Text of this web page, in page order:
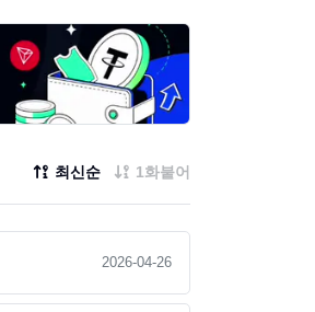
최신순 1화붙어
2026-04-26